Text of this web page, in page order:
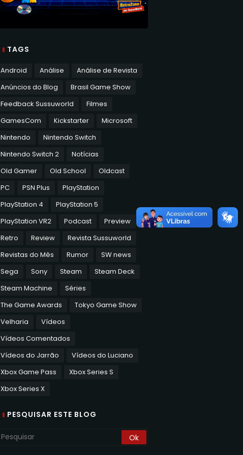
TAGS
Android Análise
Análise de Revista
Anúncios do Blog
Brasil Game Show
Feedback Sussuworld
Filmes
GamesCom
Kickstarter
Microsoft
Nintendo
Nintendo Switch
Nintendo Switch 2
Notícias
Old Gamer
Old School
Oldcast
PC
PSN Plus
PlayStation
PlayStation 4
PlayStation 5
PlayStation VR2
Podcast
Preview
Retro
Review
Revista Sussuworld
Revistas do Mês
Rumor
SW news
Sega
Sony Steam
Steam Deck
Steam Machine
Séries
The Game Awards
Tokyo Game Show
Velharia
Vídeos
Vídeos Comentados
Vídeos do Jarrão
Vídeos do Luciano
Xbox Game Pass
Xbox Series S
Xbox Series X
PESQUISAR ESTE BLOG